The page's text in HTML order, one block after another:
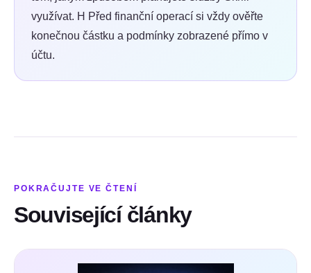
využívat. H Před finanční operací si vždy ověřte
konečnou částku a podmínky zobrazené přímo v
účtu.
POKRAČUJTE VE ČTENÍ
Související články